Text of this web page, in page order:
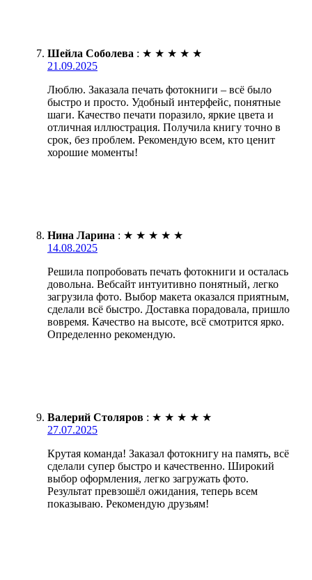
Шейла Соболева : ★ ★ ★ ★ ★
21.09.2025
Люблю. Заказала печать фотокниги – всё было
быстро и просто. Удобный интерфейс, понятные
шаги. Качество печати поразило, яркие цвета и
отличная иллюстрация. Получила книгу точно в
срок, без проблем. Рекомендую всем, кто ценит
хорошие моменты!
Нина Ларина : ★ ★ ★ ★ ★
14.08.2025
Решила попробовать печать фотокниги и осталась
довольна. Вебсайт интуитивно понятный, легко
загрузила фото. Выбор макета оказался приятным,
сделали всё быстро. Доставка порадовала, пришло
вовремя. Качество на высоте, всё смотрится ярко.
Определенно рекомендую.
Валерий Столяров : ★ ★ ★ ★ ★
27.07.2025
Крутая команда! Заказал фотокнигу на память, всё
сделали супер быстро и качественно. Широкий
выбор оформления, легко загружать фото.
Результат превзошёл ожидания, теперь всем
показываю. Рекомендую друзьям!